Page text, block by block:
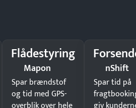
Flådestyring
Mapon
Spar brændstof
og tid med GPS-
nShift
Spar tid på